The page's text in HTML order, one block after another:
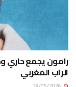
رامون يجمع حاري
الراب المغربي